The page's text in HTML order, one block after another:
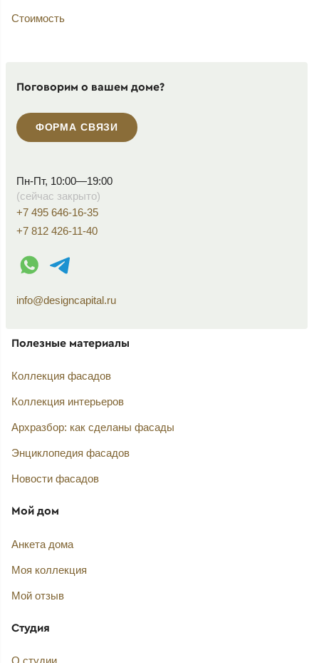
Стоимость
Поговорим о вашем доме?
ФОРМА СВЯЗИ
Пн-Пт, 10:00—19:00
(сейчас закрыто)
+7 495 646-16-35
+7 812 426-11-40
WhatsApp контакт
Telegram контакт
info@designcapital.ru
Полезные материалы
Коллекция фасадов
Коллекция интерьеров
Архразбор: как сделаны фасады
Энциклопедия фасадов
Новости фасадов
Мой дом
Анкета дома
Моя коллекция
Мой отзыв
Студия
О студии